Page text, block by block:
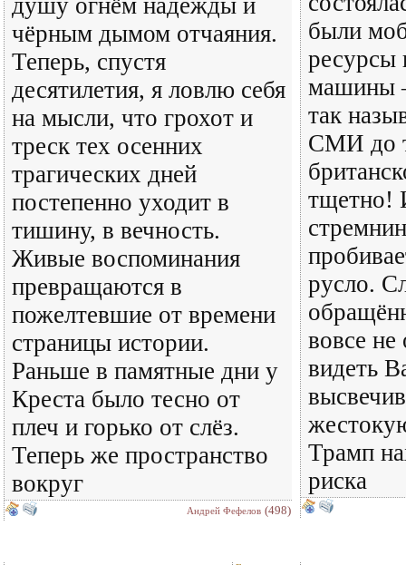
душу огнём надежды и
чёрным дымом отчаяния.
Теперь, спустя
десятилетия, я ловлю себя
на мысли, что грохот и
треск тех осенних
трагических дней
постепенно уходит в
тишину, в вечность.
Живые воспоминания
превращаются в
пожелтевшие от времени
страницы истории.
Раньше в памятные дни у
Креста было тесно от
плеч и горько от слёз.
Теперь же пространство
вокруг
Андрей Фефелов (498)
были
ресурсы
машины
так
СМИ до
тщетно!
русло.
вовсе не
видеть
Трамп
риска